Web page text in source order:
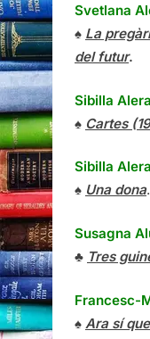
Svetlana
♠ La
del futur.
Sibilla
♠ Cartes
Sibilla
♠ Una dona.
Susagna
♣ Tres
Francesc-
♠ Ara sí